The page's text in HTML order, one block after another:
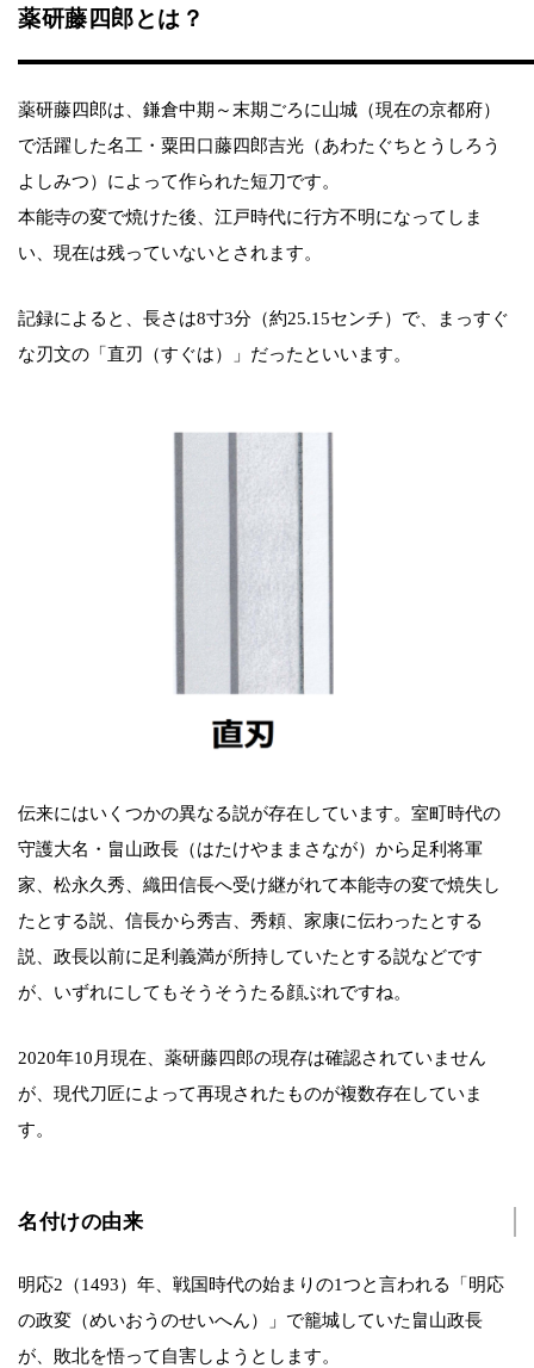
薬研藤四郎とは？
薬研藤四郎は、鎌倉中期～末期ごろに山城（現在の京都府）
で活躍した名工・粟田口藤四郎吉光（あわたぐちとうしろう
よしみつ）によって作られた短刀です。
本能寺の変で焼けた後、江戸時代に行方不明になってしま
い、現在は残っていないとされます。
記録によると、長さは8寸3分（約25.15センチ）で、まっすぐ
な刃文の「直刃（すぐは）」だったといいます。
伝来にはいくつかの異なる説が存在しています。室町時代の
守護大名・畠山政長（はたけやままさなが）から足利将軍
家、松永久秀、織田信長へ受け継がれて本能寺の変で焼失し
たとする説、信長から秀吉、秀頼、家康に伝わったとする
説、政長以前に足利義満が所持していたとする説などです
が、いずれにしてもそうそうたる顔ぶれですね。
2020年10月現在、薬研藤四郎の現存は確認されていません
が、現代刀匠によって再現されたものが複数存在していま
す。
名付けの由来
明応2（1493）年、戦国時代の始まりの1つと言われる「明応
の政変（めいおうのせいへん）」で籠城していた畠山政長
が、敗北を悟って自害しようとします。